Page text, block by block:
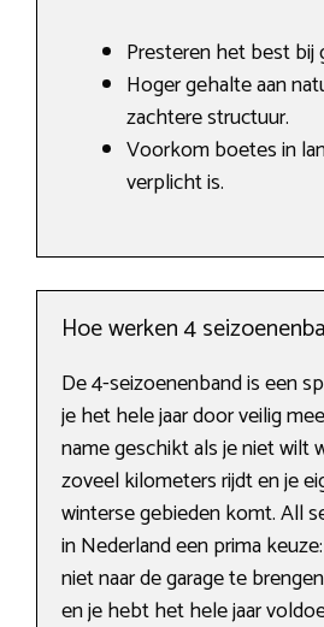
Presteren het best bij
Hoger gehalte aan
zachtere structuur.
Voorkom boetes in
verplicht is.
Hoe werken 4
De 4-seizoenenband is een
je het hele jaar door veilig
name geschikt als je niet wilt
zoveel kilometers rijdt en je
winterse gebieden komt. All
in Nederland een prima
niet naar de garage te
en je hebt het hele jaar